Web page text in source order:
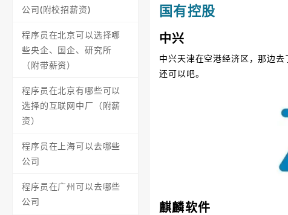
国有控股
中兴
中兴天津在空港经济区，那边
还可以吧。
麒麟软件
公司(附校招薪资)
程序员在北京可以选择哪
些央企、国企、研究所
（附带薪资）
程序员在北京有哪些可以
选择的互联网中厂（附薪
资）
程序员在上海可以去哪些
公司
程序员在广州可以去哪些
公司